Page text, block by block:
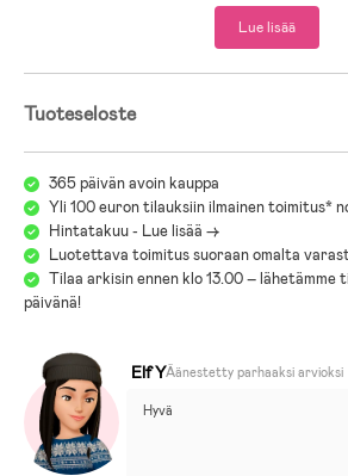
12 kuukauden iästä aina noin 6-vuotiaaksi asti.
Sopii jokaiseen kotiin
jotka sopivat useimpiin keittiöihin. Se ei ole
apuväline, vaan myös osa sisustusta.
Tuotetiedot
Kolme säädettävää korkeustasoa
Sopii noin 12 kuukaudesta 6 vuoteen
Valmistettu kestävästä pyökkipuusta
Lue lisää
Tuoteseloste
365 päivän avoin kauppa
Yli 100 euron tilauksiin ilmainen toimitus*
Hintatakuu - Lue lisää ->
Luotettava toimitus suoraan omalta
Tilaa arkisin ennen klo 13.00 – lähetämme
päivänä!
Elf YÄänestetty parhaaksi arvioksi
Hyvä